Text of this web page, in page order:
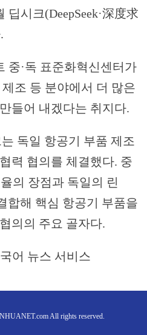
딥시크(DeepSeek·深度求
중·독 표준화혁신센터가
조 등 분야에서 더 많은
들어 내겠다는 취지다.
독일 항공기 부품 제조
력 협의를 체결했다. 중
의 장점과 독일의 린
합해 핵심 항공기 부품을
의의 주요 골자다.
어 뉴스 서비스
All rights reserved.